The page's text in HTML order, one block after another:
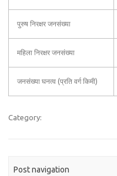
पुरुष निरक्षर जनसंख्या
महिला निरक्षर जनसंख्या
जनसंख्या घनत्व (प्रति वर्ग किमी)
Category:
Post navigation